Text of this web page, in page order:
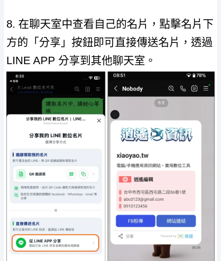
8. 在聊天室中查看自己的名片，點擊名片下
方的「分享」按鈕即可直接傳送名片，透過
LINE APP 分享到其他聊天室。